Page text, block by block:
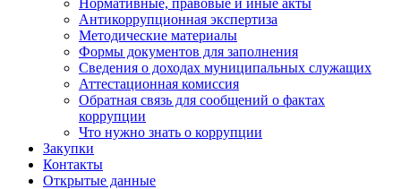
Нормативные, правовые и иные акты
Антикоррупционная экспертиза
Методические материалы
Формы документов для заполнения
Сведения о доходах муниципальных служащих
Аттестационная комиссия
Обратная связь для сообщений о фактах
коррупции
Что нужно знать о коррупции
Закупки
Контакты
Открытые данные